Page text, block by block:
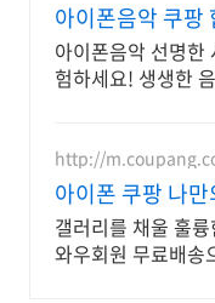
아이폰음악 쿠팡
아이폰음악 선명한
험하세요! 생생한
http://
아이폰 쿠팡 나
성
갤러리를 채울 훌
와우회원 무료배송